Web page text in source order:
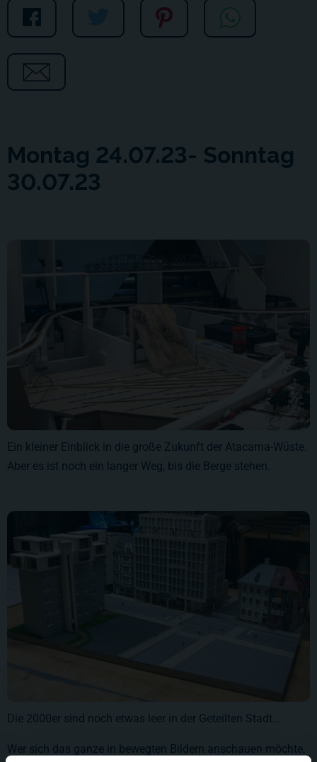
Montag 24.07.23- Sonntag
30.07.23
Ein kleiner Einblick in die große Zukunft der Atacama-Wüste.
Aber es ist noch ein langer Weg, bis die Berge stehen.
Die 2000er sind noch etwas leer in der Geteilten Stadt...
Wer sich das ganze in bewegten Bildern anschauen möchte,